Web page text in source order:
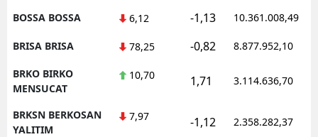
BOSSA BOSSA 6,12 -1,13 10.361.008,49
BRISA BRISA 78,25 -0,82 8.877.952,10
BRKO BIRKO
MENSUCAT
10,70 1,71 3.114.636,70
BRKSN BERKOSAN
YALITIM
7,97 -1,12 2.358.282,37